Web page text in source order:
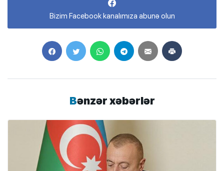
Bizim Facebook kanalımıza abunə olun
Bənzər xəbərlər